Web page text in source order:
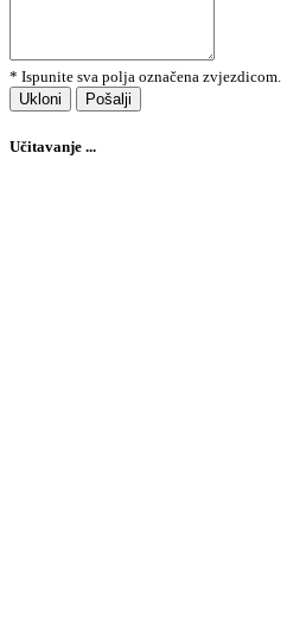
* Ispunite sva polja označena zvjezdicom.
Ukloni
Pošalji
Učitavanje ...